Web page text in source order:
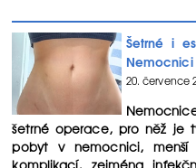
Šetrné i
20. července
šetrné operace, pro něž je
pobyt v nemocnici,
komplikací, zejména